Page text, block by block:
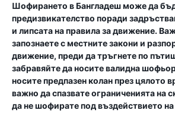
Шофирането в Бангладеш може да
предизвикателство поради
и липсата на правила за движение.
запознаете с местните закони и
движение, преди да тръгнете по
забравяйте да носите валидна
носите предпазен колан през цялото
важно да спазвате ограниченията на
да не шофирате под въздействието на